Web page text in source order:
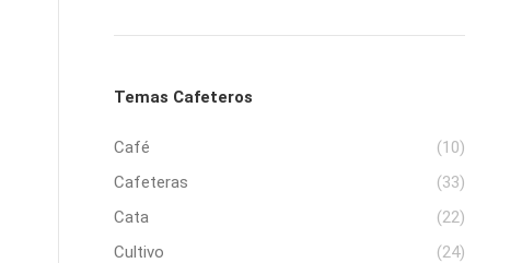
Temas Cafeteros
Café
(10)
Cafeteras
(33)
Cata
(22)
Cultivo
(24)